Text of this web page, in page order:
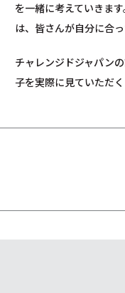
を一緒に考えていきま
は、皆さんが自分に合
チャレンジドジャパン
子を実際に見ていただ